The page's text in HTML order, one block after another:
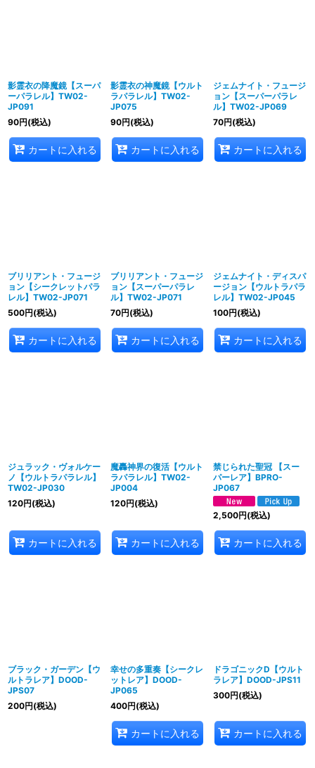
影霊衣の降魔鏡【スーパ
ーパラレル】TW02-
JP091
90円(税込)
カートに入れる
影霊衣の神魔鏡【ウルト
ラパラレル】TW02-
JP075
90円(税込)
カートに入れる
ジェムナイト・フュージ
ョン【スーパーパラレ
ル】TW02-JP069
70円(税込)
カートに入れる
ブリリアント・フュージ
ョン【シークレットパラ
レル】TW02-JP071
500円(税込)
カートに入れる
ブリリアント・フュージ
ョン【スーパーパラレ
ル】TW02-JP071
70円(税込)
カートに入れる
ジェムナイト・ディスパ
ージョン【ウルトラパラ
レル】TW02-JP045
100円(税込)
カートに入れる
ジュラック・ヴォルケー
ノ【ウルトラパラレル】
TW02-JP030
120円(税込)
カートに入れる
魔轟神界の復活【ウルト
ラパラレル】TW02-
JP004
120円(税込)
カートに入れる
禁じられた聖冠 【スー
パーレア】BPRO-
JP067
2,500円(税込)
カートに入れる
ブラック・ガーデン【ウ
ルトラレア】DOOD-
JPS07
200円(税込)
幸せの多重奏【シークレ
ットレア】DOOD-
JP065
400円(税込)
カートに入れる
ドラゴニックD【ウルト
ラレア】DOOD-JPS11
300円(税込)
カートに入れる